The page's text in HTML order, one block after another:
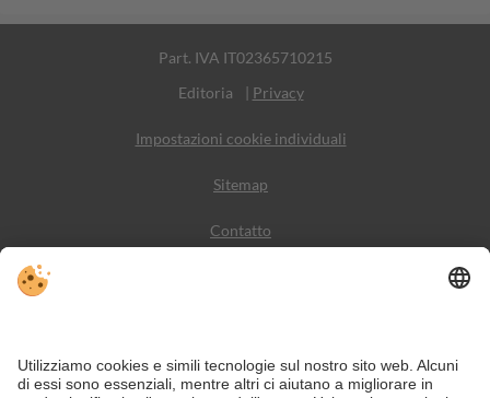
Part. IVA IT02365710215
Editoria
| Privacy
Impostazioni cookie individuali
Sitemap
Contatto